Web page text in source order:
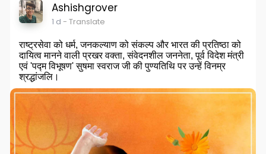
Ashishgrover
1 d - Translate
राष्ट्रसेवा को धर्म, जनकल्याण को संकल्प और भारत की प्रतिष्ठा को
दायित्व मानने वाली प्रखर वक्ता, संवेदनशील जननेता, पूर्व विदेश मंत्री
एवं 'पद्म विभूषण' सुषमा स्वराज जी की पुण्यतिथि पर उन्हें विनम्र
श्रद्धांजलि।